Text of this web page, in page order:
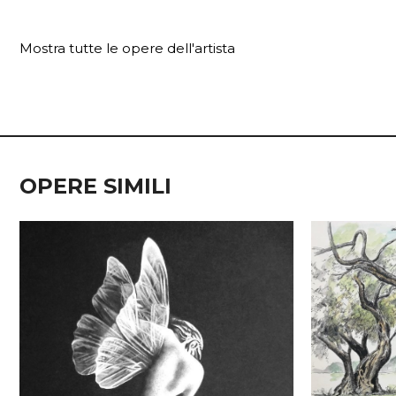
Mostra tutte le opere dell'artista
OPERE SIMILI